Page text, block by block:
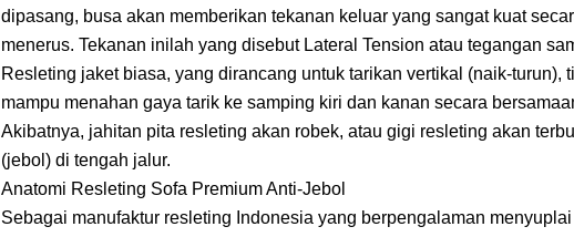
dipasang, busa akan memberikan tekanan keluar yang sangat kuat
menerus. Tekanan inilah yang disebut Lateral Tension atau tegangan
Resleting jaket biasa, yang dirancang untuk tarikan vertikal (naik-turun),
mampu menahan gaya tarik ke samping kiri dan kanan secara
Akibatnya, jahitan pita resleting akan robek, atau gigi resleting akan
(jebol) di tengah jalur.
Anatomi Resleting Sofa Premium Anti-Jebol
Sebagai manufaktur resleting Indonesia yang berpengalaman